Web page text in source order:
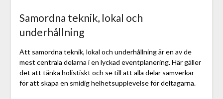
Samordna teknik, lokal och
underhållning
Att samordna teknik, lokal och underhållning är en av de
mest centrala delarna i en lyckad eventplanering. Här gäller
det att tänka holistiskt och se till att alla delar samverkar
för att skapa en smidig helhetsupplevelse för deltagarna.